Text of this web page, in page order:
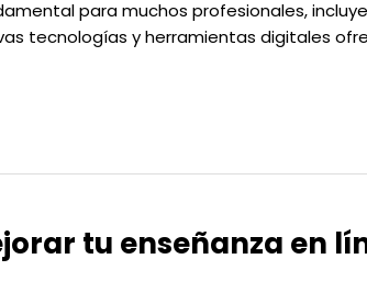
para muchos profesionales,
tecnologías y herramientas digitales
tu enseñanza en